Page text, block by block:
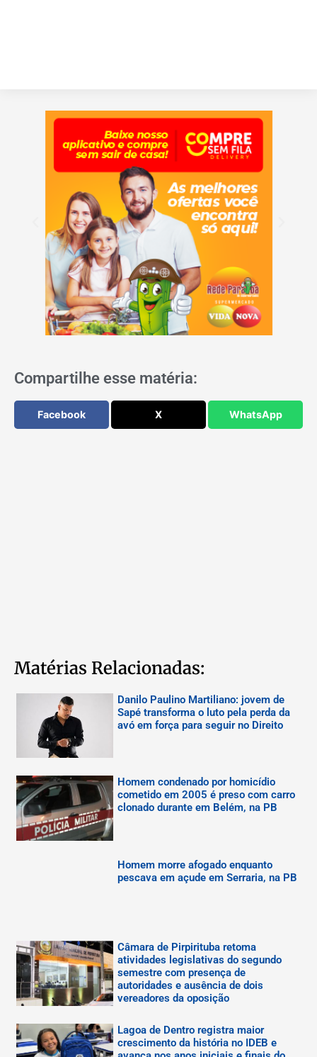
Compartilhe esse matéria:
Facebook X WhatsApp
Matérias Relacionadas:
Danilo Paulino Martiliano: jovem de
Sapé transforma o luto pela perda da
avó em força para seguir no Direito
Homem condenado por homicídio
cometido em 2005 é preso com carro
clonado durante em Belém, na PB
Homem morre afogado enquanto
pescava em açude em Serraria, na PB
Câmara de Pirpirituba retoma
atividades legislativas do segundo
semestre com presença de
autoridades e ausência de dois
vereadores da oposição
Lagoa de Dentro registra maior
crescimento da história no IDEB e